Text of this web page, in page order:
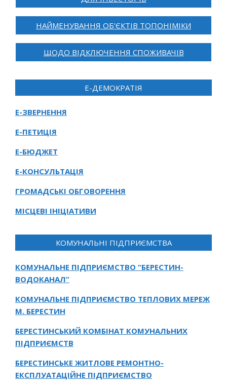
НАЙМЕНУВАННЯ ОБ’ЄКТІВ ТОПОНІМІКИ
ЩОДО ВІДКЛЮЧЕННЯ СПОЖИВАЧІВ
Е-ДЕМОКРАТІЯ
Е-ЗВЕРНЕННЯ
Е-ПЕТИЦІЯ
Е-БЮДЖЕТ
Е-КОНСУЛЬТАЦІЯ
ГРОМАДСЬКІ ОБГОВОРЕННЯ
МІСЦЕВІ ІНІЦІАТИВИ
КОМУНАЛЬНІ ПІДПРИЄМСТВА
КОМУНАЛЬНЕ ПІДПРИЄМСТВО “БЕРЕСТИН-
ВОДОКАНАЛ”
КОМУНАЛЬНЕ ПІДПРИЄМСТВО ТЕПЛОВИХ МЕРЕЖ
М. БЕРЕСТИН
БЕРЕСТИНСЬКИЙ КОМБІНАТ КОМУНАЛЬНИХ
ПІДПРИЄМСТВ
БЕРЕСТИНСЬКЕ ЖИТЛОВЕ РЕМОНТНО-
ЕКСПЛУАТАЦІЙНЕ ПІДПРИЄМСТВО